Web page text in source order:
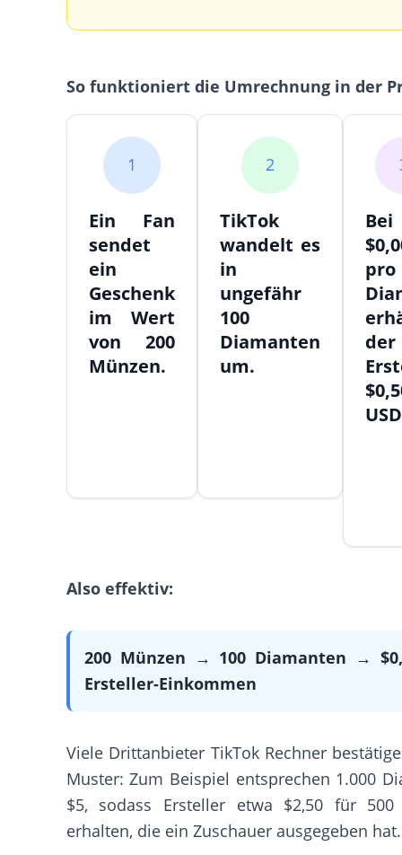
So funktioniert die Umrechnung in der
1
Ein Fan
sendet
ein
Geschenk
im Wert
von 200
Münzen.
2
TikTok
wandelt es
in
ungefähr
100
Diamanten
um.
Bei
pro
der
Also effektiv:
200 Münzen → 100 Diamanten →
Ersteller-Einkommen
Viele Drittanbieter TikTok Rechner
Muster: Zum Beispiel entsprechen 1.000
$5, sodass Ersteller etwa $2,50 für 500
erhalten, die ein Zuschauer ausgegeben hat.